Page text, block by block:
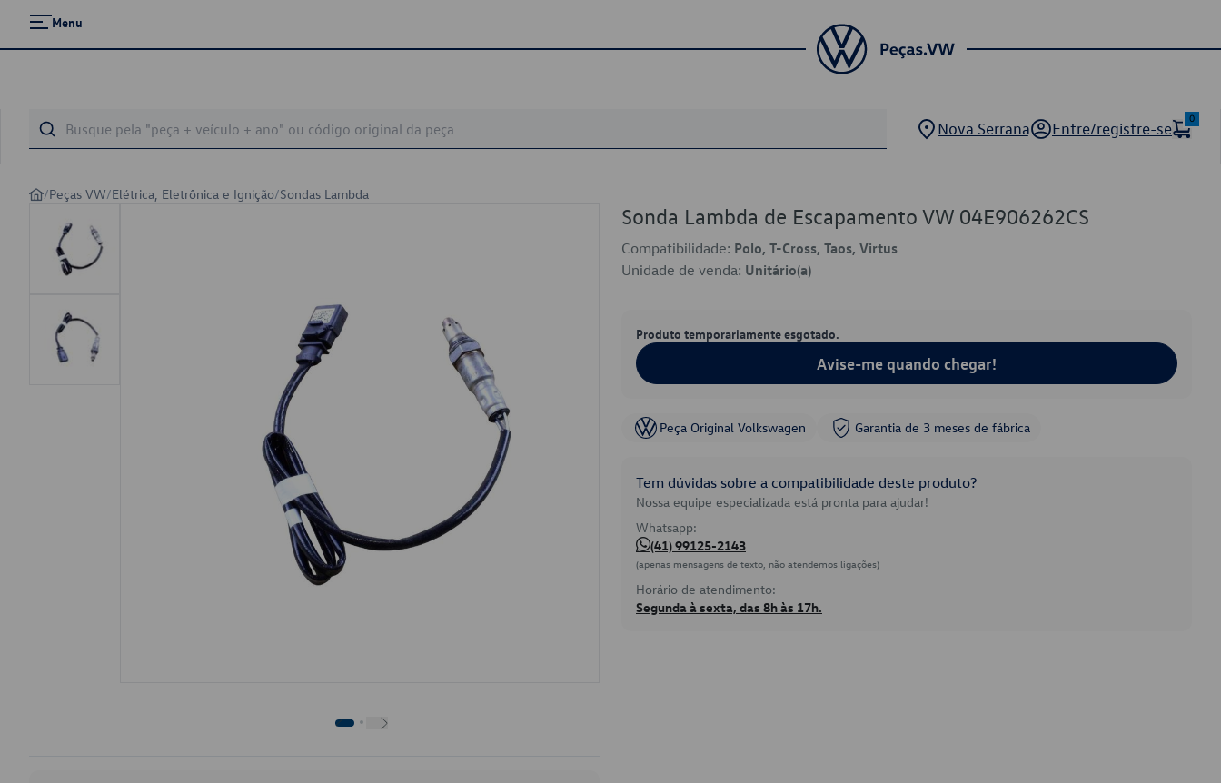
Menu
Nova Serrana Entre/registre-se
0
/Peças VW/Elétrica, Eletrônica e Ignição/Sondas Lambda
Sonda Lambda de Escapamento VW 04E906262CS
Compatibilidade: Polo, T-Cross, Taos, Virtus
Unidade de venda: Unitário(a)
Produto temporariamente esgotado.
Avise-me quando chegar!
Peça Original Volkswagen Garantia de 3 meses de fábrica
Tem dúvidas sobre a compatibilidade deste produto?
Nossa equipe especializada está pronta para ajudar!
Whatsapp:
(41) 99125-2143
(apenas mensagens de texto, não atendemos ligações)
Horário de atendimento:
Segunda à sexta, das 8h às 17h.